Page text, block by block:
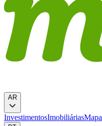
AR
InvestimentosImobiliáriasMapa